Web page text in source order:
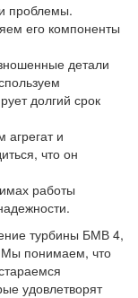
проблемы.
его компоненты
детали
долгий срок
и
что он
работы
турбины БМВ 4,
Мы понимаем, что
удовлетворят